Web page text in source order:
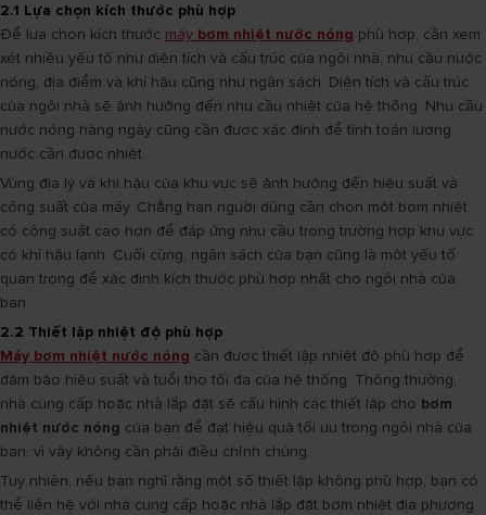
2.1 Lựa chọn kích thước phù hợp
Để lựa chọn kích thước máy bơm nhiệt nước nóng phù hợp, cần xem
xét nhiều yếu tố như diện tích và cấu trúc của ngôi nhà, nhu cầu nước
nóng, địa điểm và khí hậu cũng như ngân sách. Diện tích và cấu trúc
của ngôi nhà sẽ ảnh hưởng đến nhu cầu nhiệt của hệ thống. Nhu cầu
nước nóng hàng ngày cũng cần được xác định để tính toán lượng
nước cần được nhiệt.
Vùng địa lý và khí hậu của khu vực sẽ ảnh hưởng đến hiệu suất và
công suất của máy. Chẳng hạn người dùng cần chọn một bơm nhiệt
có công suất cao hơn để đáp ứng nhu cầu trong trường hợp khu vực
có khí hậu lạnh. Cuối cùng, ngân sách của bạn cũng là một yếu tố
quan trọng để xác định kích thước phù hợp nhất cho ngôi nhà của
bạn.
2.2 Thiết lập nhiệt độ phù hợp
Máy bơm nhiệt nước nóng cần được thiết lập nhiệt độ phù hợp để
đảm bảo hiệu suất và tuổi thọ tối đa của hệ thống. Thông thường,
nhà cung cấp hoặc nhà lắp đặt sẽ cấu hình các thiết lập cho bơm
nhiệt nước nóng của bạn để đạt hiệu quả tối ưu trong ngôi nhà của
bạn, vì vậy không cần phải điều chỉnh chúng.
Tuy nhiên, nếu bạn nghĩ rằng một số thiết lập không phù hợp, bạn có
thể liên hệ với nhà cung cấp hoặc nhà lắp đặt bơm nhiệt địa phương